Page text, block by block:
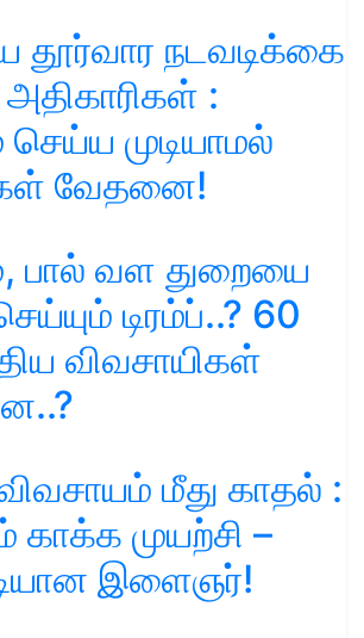
தூர்வார நடவடிக்கை
:
முடியாமல்
வேதனை!
பால் வள துறையை
டிரம்ப்..? 60
விவசாயிகள்
மீது காதல் :
காக்க முயற்சி –
இளைஞர்!